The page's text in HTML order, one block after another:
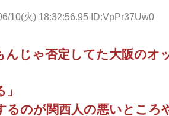
10(火) 18:32:56.95 ID:VpPr37Uw0
んじゃ否定してた大阪のオ
るのが関西人の悪いところ